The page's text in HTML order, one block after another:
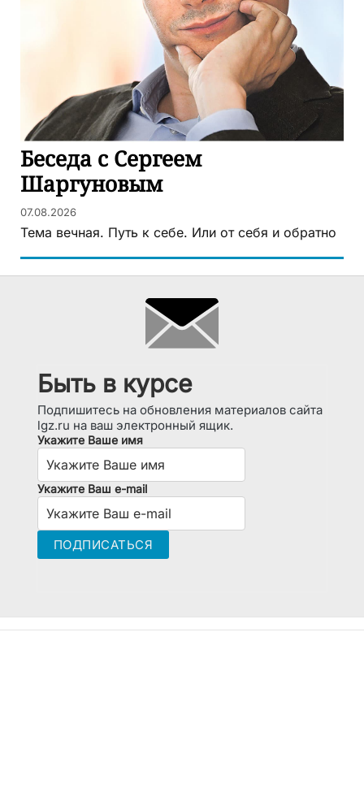
Беседа с Сергеем
Шаргуновым
07.08.2026
Тема вечная. Путь к себе. Или от себя и обратно
Быть в курсе
Подпишитесь на обновления материалов сайта
lgz.ru на ваш электронный ящик.
Укажите Ваше имя
Укажите Ваш e-mail